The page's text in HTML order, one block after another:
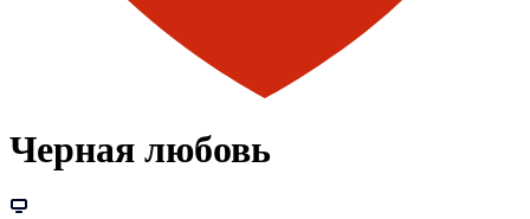
Черная любовь